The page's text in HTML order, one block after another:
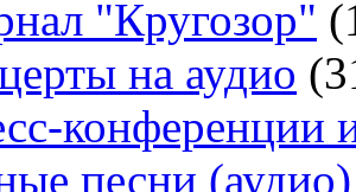
"Кругозор"
на аудио
конференции
песни (аудио)